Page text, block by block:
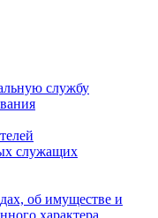
службу
служащих
об имуществе и